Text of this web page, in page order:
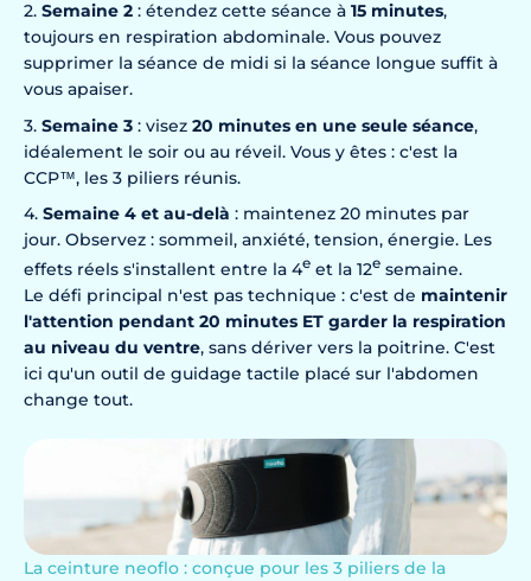
Semaine 2 : étendez cette séance à 15 minutes,
toujours en respiration abdominale. Vous pouvez
supprimer la séance de midi si la séance longue suffit à
vous apaiser.
Semaine 3 : visez 20 minutes en une seule séance,
idéalement le soir ou au réveil. Vous y êtes : c'est la
CCP™, les 3 piliers réunis.
Semaine 4 et au-delà : maintenez 20 minutes par
jour. Observez : sommeil, anxiété, tension, énergie. Les
effets réels s'installent entre la 4e et la 12e semaine.
Le défi principal n'est pas technique : c'est de maintenir
l'attention pendant 20 minutes ET garder la respiration
au niveau du ventre, sans dériver vers la poitrine. C'est
ici qu'un outil de guidage tactile placé sur l'abdomen
change tout.
La ceinture neoflo : conçue pour les 3 piliers de la